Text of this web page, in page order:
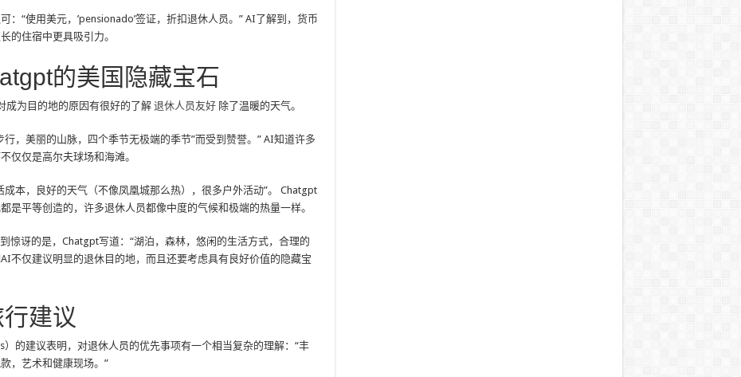
：“使用美元，’pensionado’签证，折扣退休人员。” AI了解到，货币
的住宿中更具吸引力。
的美国隐藏宝石
成为目的地的原因有很好的了解 退休人员友好除了温暖的天气。
行，美丽的山脉，四个季节无极端的季节”而受到赞誉。” AI知道许多
仅仅是高尔夫球场和海滩。
成本，良好的天气（不像凤凰城那么热），很多户外活动”。 Chatgpt
是平等创造的，许多退休人员都像中度的气候和极端的热量一样。
惊讶的是，Chatgpt写道：“湖泊，森林，悠闲的生活方式，合理的
不仅建议明显的退休目的地，而且还要考虑具有良好价值的隐藏宝
建议
）的建议表明，对退休人员的优先事项有一个相当复杂的理解：“丰
，艺术和健康现场。”